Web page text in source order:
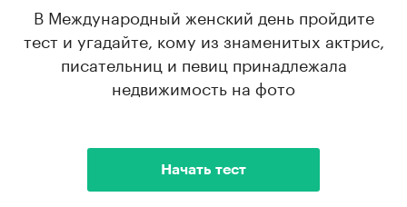
В Международный женский день пройдите
тест и угадайте, кому из знаменитых актрис,
писательниц и певиц принадлежала
недвижимость на фото
Начать тест